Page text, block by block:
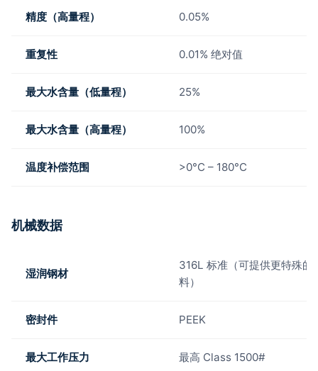
精度（高量程） 0.05%
重复性 0.01% 绝对值
最大水含量（低量程） 25%
最大水含量（高量程） 100%
温度补偿范围 >0°C – 180°C
机械数据
湿润钢材
316L 标准（可提供更特殊的
料）
密封件 PEEK
最大工作压力 最高 Class 1500#